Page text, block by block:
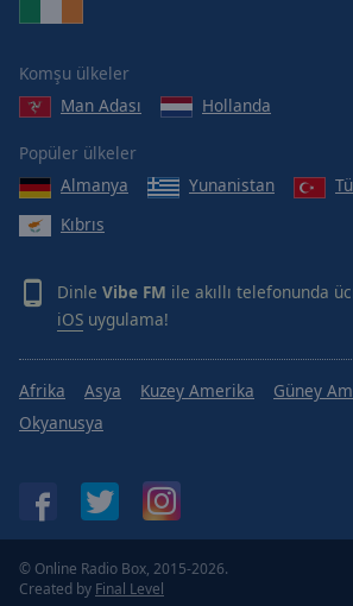
Done
Close
Dialog
End
dialog
Komşu ülkeler
Man Adası
Hollanda
Popüler ülkeler
Almanya
Yunanistan
Kıbrıs
Dinle Vibe FM ile akıllı telefonunda
iOS uygulama!
Afrika Asya Kuzey Amerika Güney
Okyanusya
© Online Radio Box, 2015-2026.
Created by Final Level